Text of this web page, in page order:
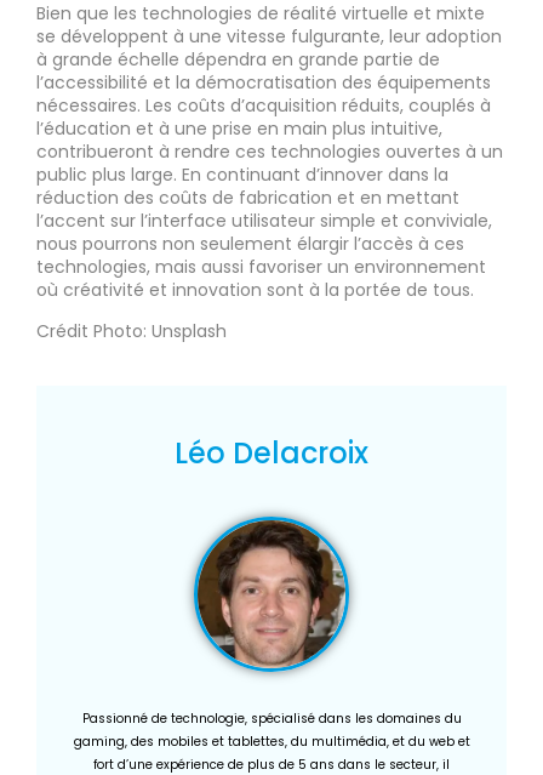
Bien que les technologies de réalité virtuelle et mixte
se développent à une vitesse fulgurante, leur adoption
à grande échelle dépendra en grande partie de
l’accessibilité et la démocratisation des équipements
nécessaires. Les coûts d’acquisition réduits, couplés à
l’éducation et à une prise en main plus intuitive,
contribueront à rendre ces technologies ouvertes à un
public plus large. En continuant d’innover dans la
réduction des coûts de fabrication et en mettant
l’accent sur l’interface utilisateur simple et conviviale,
nous pourrons non seulement élargir l’accès à ces
technologies, mais aussi favoriser un environnement
où créativité et innovation sont à la portée de tous.
Crédit Photo: Unsplash
Léo Delacroix
Passionné de technologie, spécialisé dans les domaines du
gaming, des mobiles et tablettes, du multimédia, et du web et
fort d’une expérience de plus de 5 ans dans le secteur, il